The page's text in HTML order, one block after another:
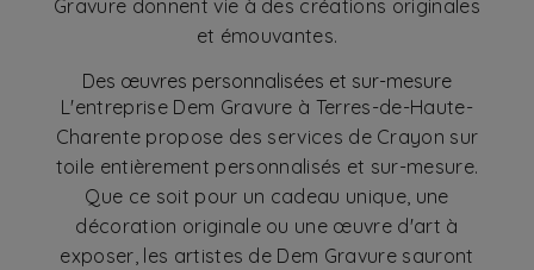
Gravure donnent vie à des créations originales
et émouvantes.
Des œuvres personnalisées et sur-mesure
L'entreprise Dem Gravure à Terres-de-Haute-
Charente propose des services de Crayon sur
toile entièrement personnalisés et sur-mesure.
Que ce soit pour un cadeau unique, une
décoration originale ou une œuvre d'art à
exposer, les artistes de Dem Gravure sauront